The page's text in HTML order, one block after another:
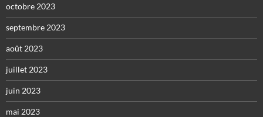
octobre 2023
septembre 2023
août 2023
juillet 2023
juin 2023
mai 2023